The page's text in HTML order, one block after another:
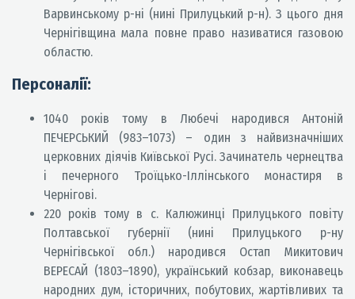
Варвинському р-ні (нині Прилуцький р-н). З цього дня
Чернігівщина мала повне право називатися газовою
областю.
Персоналії:
1040 років тому в Любечі народився Антоній
ПЕЧЕРСЬКИЙ (983–1073) – один з найвизначніших
церковних діячів Київської Русі. Зачинатель чернецтва
і печерного Троїцько-Іллінського монастиря в
Чернігові.
220 років тому в с. Калюжинці Прилуцького повіту
Полтавської губернії (нині Прилуцького р-ну
Чернігівської обл.) народився Остап Микитович
ВЕРЕСАЙ (1803–1890), український кобзар, виконавець
народних дум, історичних, побутових, жартівливих та